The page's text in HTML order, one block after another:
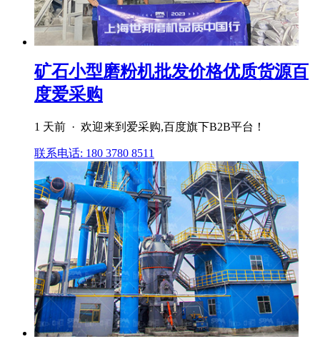
矿石小型磨粉机批发价格优质货源百
度爱采购
1 天前 · 欢迎来到爱采购,百度旗下B2B平台！
联系电话: 180 3780 8511